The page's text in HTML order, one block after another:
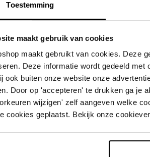
Toestemming
maakt gebruik van cookies
maakt gebruikt van cookies. Deze
Deze informatie wordt gedeeld
ook buiten onze website onze
Door op 'accepteren' te drukken ga je
wijzigen' zelf aangeven welke
cookies geplaatst. Bekijk onze
dit product